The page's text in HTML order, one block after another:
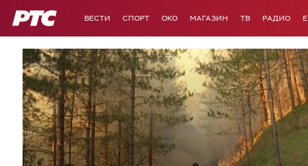
РТС ВЕСТИ СПОРТ OKO МАГАЗИН ТВ РАДИО